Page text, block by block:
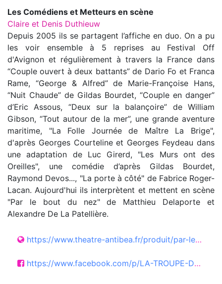
Les Comédiens et Metteurs en scène
Claire et Denis Duthieuw
Depuis 2005 ils se partagent l’affiche en duo. On a pu
les voir ensemble à 5 reprises au Festival Off
d'Avignon et régulièrement à travers la France dans
“Couple ouvert à deux battants” de Dario Fo et Franca
Rame, “George & Alfred” de Marie-Françoise Hans,
“Nuit Chaude” de Gildas Bourdet, “Couple en danger”
d’Eric Assous, “Deux sur la balançoire” de William
Gibson, “Tout autour de la mer”, une grande aventure
maritime, "La Folle Journée de Maître La Brige",
d'après Georges Courteline et Georges Feydeau dans
une adaptation de Luc Girerd, "Les Murs ont des
Oreilles", une comédie d’après Gildas Bourdet,
Raymond Devos..., "La porte à côté" de Fabrice Roger-
Lacan. Aujourd'hui ils interprètent et mettent en scène
"Par le bout du nez" de Matthieu Delaporte et
Alexandre De La Patellière.
https://www.theatre-antibea.fr/produit/par-le-bout-du-nez/
https://www.facebook.com/p/LA-TROUPE-DU-RHUM-100063192101667/